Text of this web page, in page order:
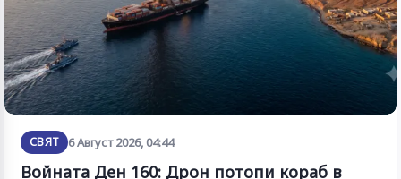
СВЯТ 6 Август 2026, 04:44
Войната Ден 160: Дрон потопи кораб в